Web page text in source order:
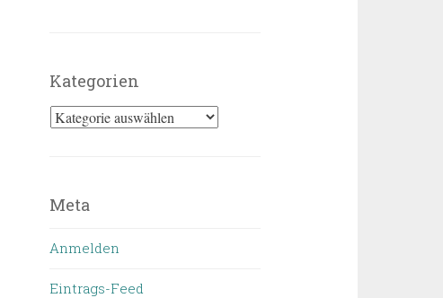
Kategorien
Kategorien
Meta
Anmelden
Eintrags-Feed